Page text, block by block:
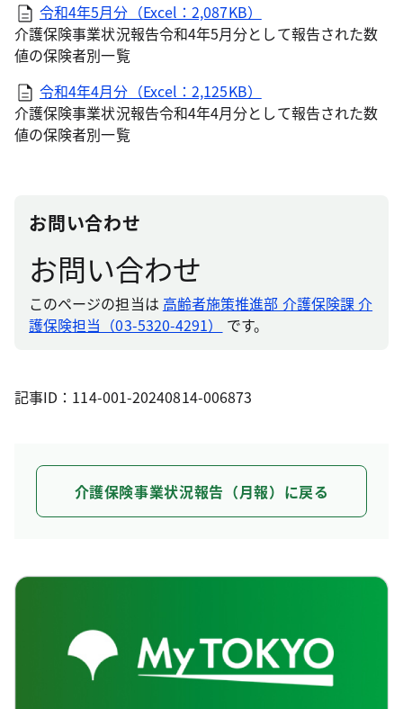
令和4年5月分（Excel：2,087KB）
介護保険事業状況報告令和4年5月分として報告された数
値の保険者別一覧
令和4年4月分（Excel：2,125KB）
介護保険事業状況報告令和4年4月分として報告された数
値の保険者別一覧
お問い合わせ
お問い合わせ
このページの担当は 高齢者施策推進部 介護保険課 介
護保険担当（03-5320-4291）
です。
記事ID：114-001-20240814-006873
介護保険事業状況報告（月報）に戻る